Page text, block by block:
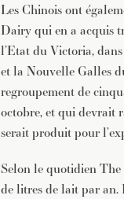
Les Chinois ont
Dairy qui en a acquis
l’Etat du Victoria,
et la Nouvelle Galles
regroupement de
octobre, et qui devrait
serait produit pour
Selon le quotidien
de litres de lait par an.